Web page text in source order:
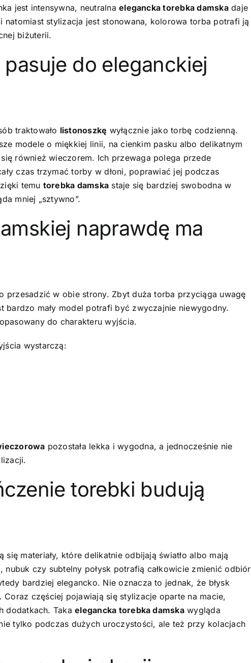
jest intensywna, neutralnaelegancka torebka damskadaje
stylizacja jest stonowana, kolorowa torba potrafi ją
biżuterii.
do eleganckiej
traktowało listonoszkę wyłącznie jako torbę codzienną.
modele o miękkiej linii, na cienkim pasku albo delikatnym
również wieczorem. Ich przewaga polega przede
czas trzymać torby w dłoni, poprawiać jej podczas
temu torebka damska staje się bardziej swobodna w
mniej „sztywno”.
naprawdę ma
przesadzić w obie strony. Zbyt duża torba przyciąga uwagę
bardzo mały model potrafi być zwyczajnie niewygodny.
do charakteru wyjścia.
wystarczą:
pozostała lekka i wygodna, a jednocześnie nie
torebki budują
materiały, które delikatnie odbijają światło albo mają
nubuk czy subtelny połysk potrafią całkowicie zmienić odbiór
bardziej elegancko. Nie oznacza to jednak, że błysk
częściej pojawiają się stylizacje oparte na macie,
dodatkach. Takaelegancka torebka damskawygląda
tylko podczas dużych uroczystości, ale też przy kolacjach